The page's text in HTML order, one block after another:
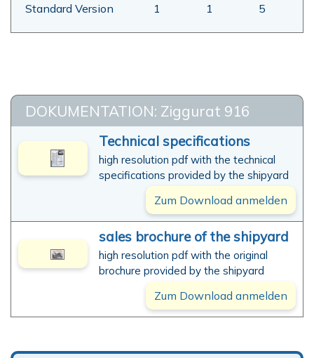
Standard Version 1 1 5
DOKUMENTATION: Ziggurat 916
Technical specifications
high resolution pdf with the technical
specifications provided by the shipyard
Zum Download anmelden
sales brochure of the shipyard
high resolution pdf with the original
brochure provided by the shipyard
Zum Download anmelden